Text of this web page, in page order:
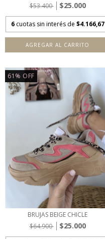
$53.400
$25.000
6 cuotas sin interés de $4.166,67
AGREGAR AL CARRITO
61 % OFF
BRUJAS BEIGE CHICLE
$64.900
$25.000